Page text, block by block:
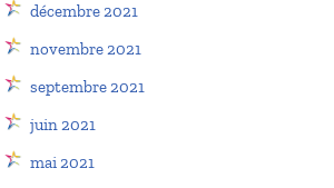
décembre 2021
novembre 2021
septembre 2021
juin 2021
mai 2021